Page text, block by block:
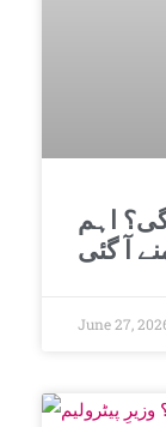
اہم
آ گئی
June 27,